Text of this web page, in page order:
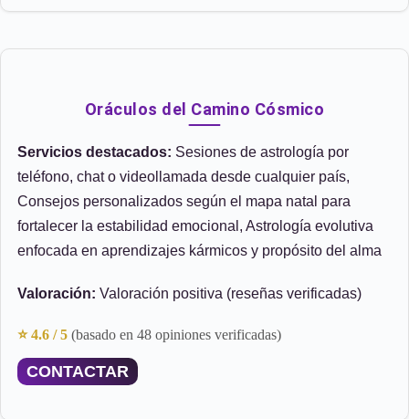
Oráculos del Camino Cósmico
Servicios destacados: Sesiones de astrología por
teléfono, chat o videollamada desde cualquier país,
Consejos personalizados según el mapa natal para
fortalecer la estabilidad emocional, Astrología evolutiva
enfocada en aprendizajes kármicos y propósito del alma
Valoración: Valoración positiva (reseñas verificadas)
⭐ 4.6 / 5 (basado en 48 opiniones verificadas)
CONTACTAR